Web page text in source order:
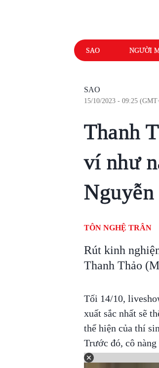
SAO NGƯỜI
SAO
15/10/2023 - 09:25
Thanh
ví như
TÔN NGHỆ TRÂN
Rút kinh
Thanh Thảo
Tối 14/10,
xuất sắc nhất sẽ
thể hiện của thí
Trước đó, cô